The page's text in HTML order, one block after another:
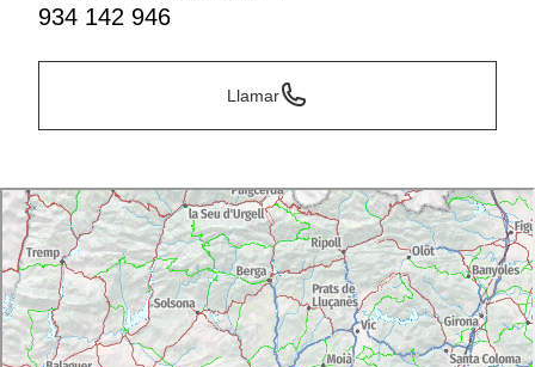
934 142 946
Llamar